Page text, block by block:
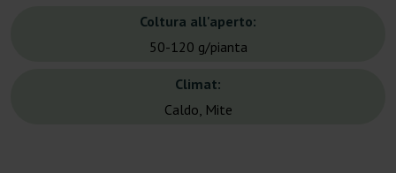
Coltura all'aperto:
50-120 g/pianta
Climat:
Caldo, Mite